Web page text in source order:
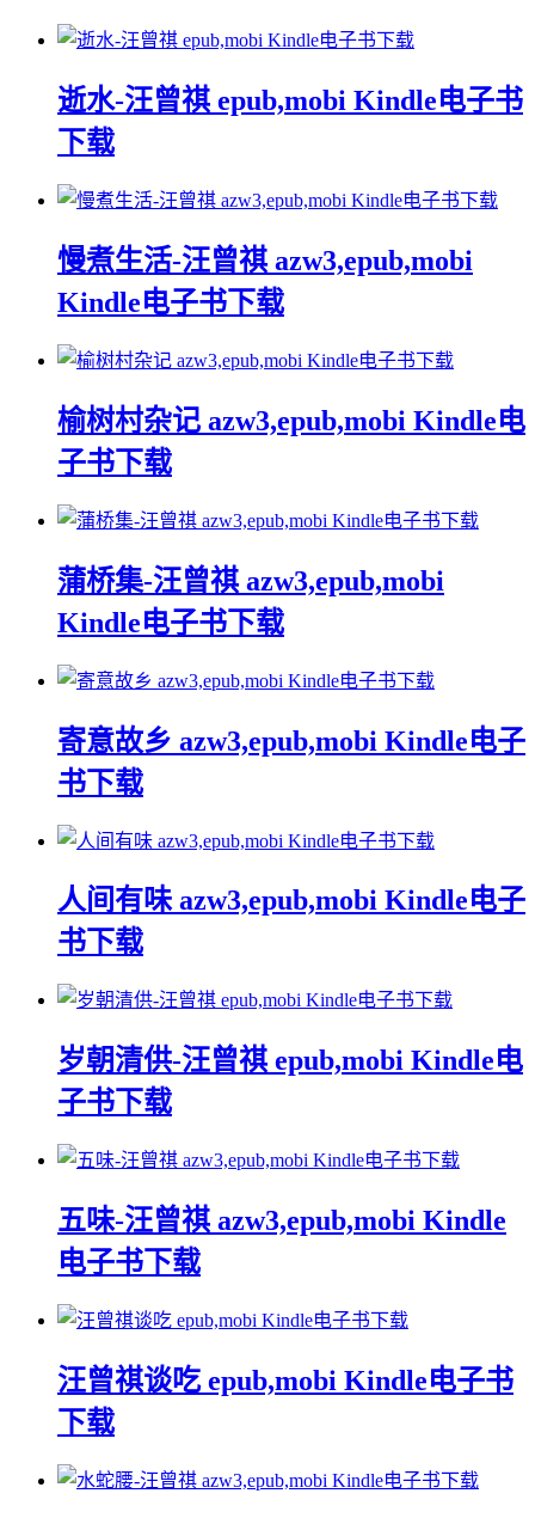
逝水-汪曾祺 epub,mobi Kindle电子书
下载
慢煮生活-汪曾祺 azw3,epub,mobi
Kindle电子书下载
榆树村杂记 azw3,epub,mobi Kindle电
子书下载
蒲桥集-汪曾祺 azw3,epub,mobi
Kindle电子书下载
寄意故乡 azw3,epub,mobi Kindle电子
书下载
人间有味 azw3,epub,mobi Kindle电子
书下载
岁朝清供-汪曾祺 epub,mobi Kindle电
子书下载
五味-汪曾祺 azw3,epub,mobi Kindle
电子书下载
汪曾祺谈吃 epub,mobi Kindle电子书
下载